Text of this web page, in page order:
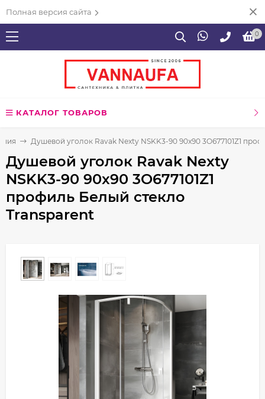
Полная версия сайта
0
КАТАЛОГ ТОВАРОВ
Душевой уголок Ravak Nexty NSKK3-90 90x90 3O677101Z1
Душевой уголок Ravak Nexty
NSKK3-90 90x90 3O677101Z1
профиль Белый стекло
Transparent